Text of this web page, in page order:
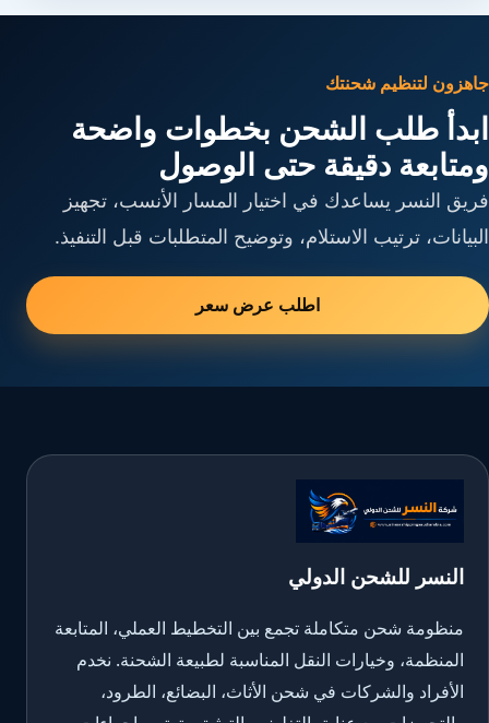
جاهزون لتنظيم شحنتك
ابدأ طلب الشحن بخطوات واضحة
ومتابعة دقيقة حتى الوصول
فريق النسر يساعدك في اختيار المسار الأنسب، تجهيز
البيانات، ترتيب الاستلام، وتوضيح المتطلبات قبل التنفيذ.
اطلب عرض سعر
النسر للشحن الدولي
منظومة شحن متكاملة تجمع بين التخطيط العملي، المتابعة
المنظمة، وخيارات النقل المناسبة لطبيعة الشحنة. نخدم
الأفراد والشركات في شحن الأثاث، البضائع، الطرود،